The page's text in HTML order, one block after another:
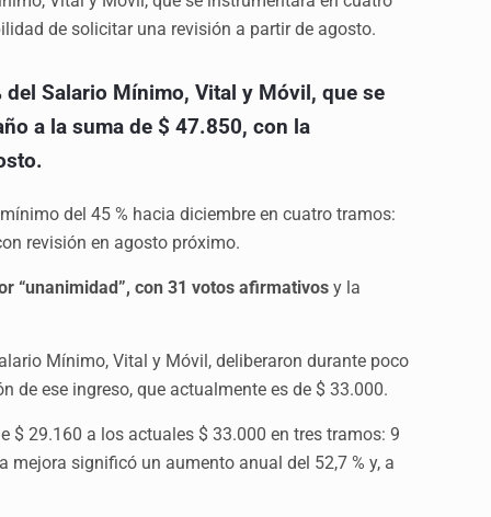
de solicitar una revisión a partir de agosto.
Salario Mínimo, Vital y Móvil, que se
a la suma de $ 47.850, con la
del 45 % hacia diciembre en cuatro tramos:
revisión en agosto próximo.
“unanimidad”, con 31 votos afirmativosy la
Mínimo, Vital y Móvil, deliberaron durante poco
de ese ingreso, que actualmente es de $ 33.000.
$ 29.160 a los actuales $ 33.000 en tres tramos: 9
mejora significó un aumento anual del 52,7 % y, a